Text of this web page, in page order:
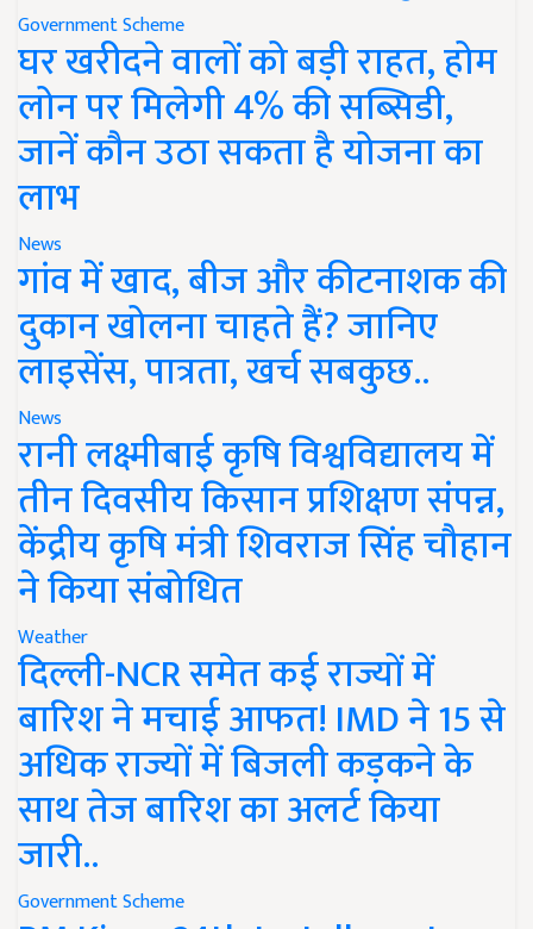
Government Scheme
घर खरीदने वालों को बड़ी राहत, होम
लोन पर मिलेगी 4% की सब्सिडी,
जानें कौन उठा सकता है योजना का
लाभ
News
गांव में खाद, बीज और कीटनाशक की
दुकान खोलना चाहते हैं? जानिए
लाइसेंस, पात्रता, खर्च सबकुछ..
News
रानी लक्ष्मीबाई कृषि विश्वविद्यालय में
तीन दिवसीय किसान प्रशिक्षण संपन्न,
केंद्रीय कृषि मंत्री शिवराज सिंह चौहान
ने किया संबोधित
Weather
दिल्ली-NCR समेत कई राज्यों में
बारिश ने मचाई आफत! IMD ने 15 से
अधिक राज्यों में बिजली कड़कने के
साथ तेज बारिश का अलर्ट किया
जारी..
Government Scheme